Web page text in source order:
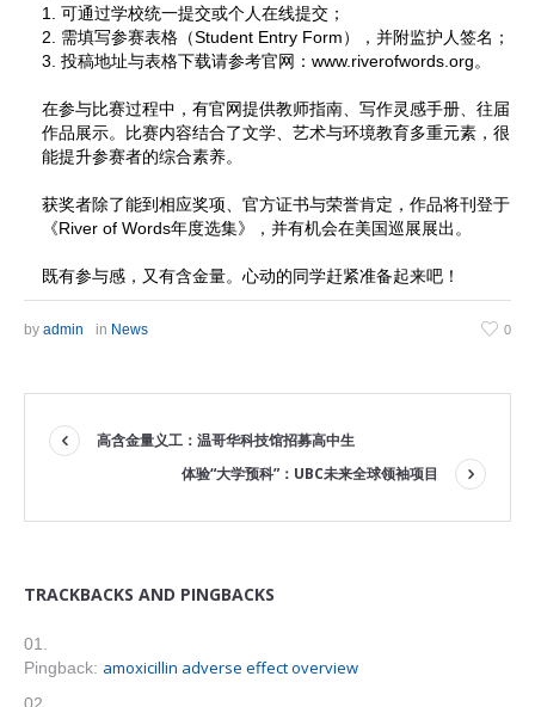
1. 可通过学校统一提交或个人在线提交；
2. 需填写参赛表格（Student Entry Form），并附监护人签名；
3. 投稿地址与表格下载请参考官网：www.riverofwords.org。
在参与比赛过程中，有官网提供教师指南、写作灵感手册、往届
作品展示。比赛内容结合了文学、艺术与环境教育多重元素，很
能提升参赛者的综合素养。
获奖者除了能到相应奖项、官方证书与荣誉肯定，作品将刊登于
《River of Words年度选集》，并有机会在美国巡展展出。
既有参与感，又有含金量。心动的同学赶紧准备起来吧！
0
by admin in News
高含金量义工：温哥华科技馆招募高中生
体验“大学预科”：UBC未来全球领袖项目
TRACKBACKS AND PINGBACKS
Pingback: amoxicillin adverse effect overview